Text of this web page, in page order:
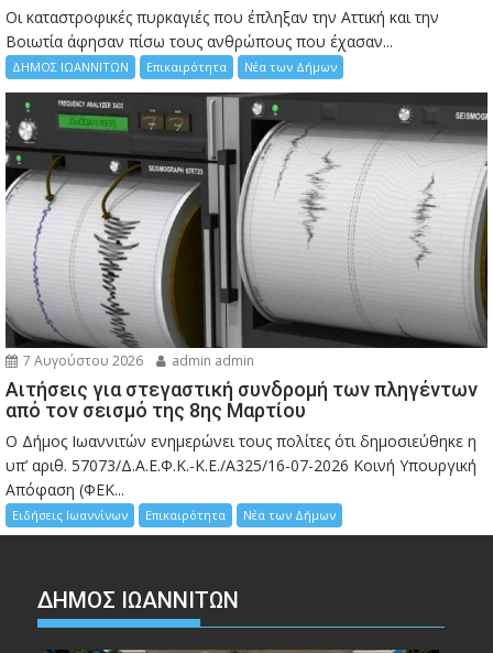
Οι καταστροφικές πυρκαγιές που έπληξαν την Αττική και την
Bοιωτία άφησαν πίσω τους ανθρώπους που έχασαν...
ΔΗΜΟΣ ΙΩΑΝΝΙΤΩΝ Επικαιρότητα Νέα των Δήμων
7 Αυγούστου 2026 admin admin
Αιτήσεις για στεγαστική συνδρομή των πληγέντων
από τον σεισμό της 8ης Μαρτίου
Ο Δήμος Ιωαννιτών ενημερώνει τους πολίτες ότι δημοσιεύθηκε η
υπ’ αριθ. 57073/Δ.Α.Ε.Φ.Κ.-Κ.Ε./Α325/16-07-2026 Κοινή Υπουργική
Απόφαση (ΦΕΚ...
Ειδήσεις Ιωαννίνων Επικαιρότητα Νέα των Δήμων
ΔΗΜΟΣ ΙΩΑΝΝΙΤΩΝ